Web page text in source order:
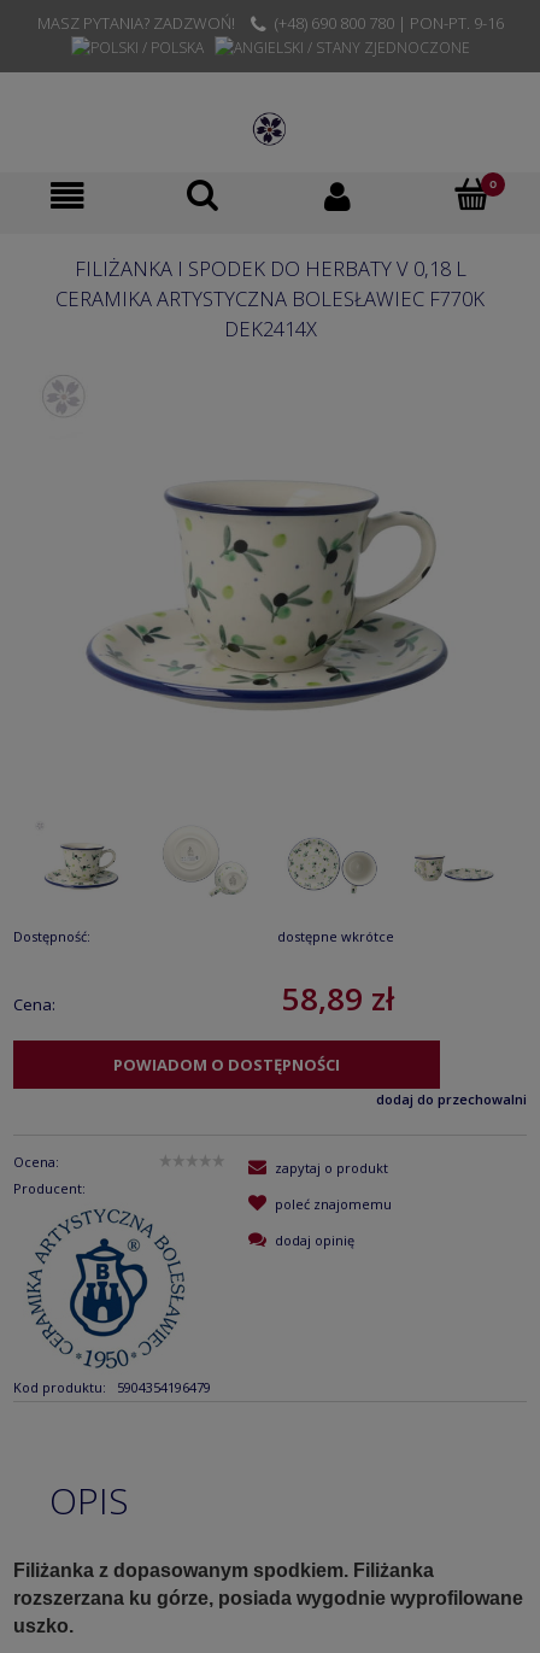
MASZ PYTANIA? ZADZWOŃ! (+48) 690 800 780 | PON-PT. 9-16
FILIŻANKA I SPODEK DO HERBATY V 0,18 L
CERAMIKA ARTYSTYCZNA BOLESŁAWIEC F770K
DEK2414X
Dostępność: dostępne wkrótce
Cena: 58,89 zł
POWIADOM O DOSTĘPNOŚCI
dodaj do przechowalni
Ocena:
Producent:
Kod produktu: 5904354196479
zapytaj o produkt
poleć znajomemu
dodaj opinię
OPIS
Filiżanka z dopasowanym spodkiem. Filiżanka
rozszerzana ku górze, posiada wygodnie wyprofilowane
uszko.